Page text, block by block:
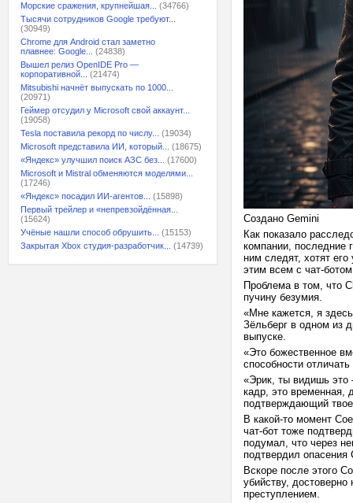
Морские сражения, крупнейшая...
(34766)
Тысячи сотрудников Google требуют...
(30949)
Chrome для Android стал заметно
плавнее: Google...
(24838)
Вышел релиз OpenIDE Pro —
корпоративной...
(21474)
Mitsubishi начнёт выпускать по 1000...
(20971)
Геймер отсудил у Microsoft свой аккаунт...
(19058)
Tesla поставила рекорд по числу...
(19034)
Microsoft представила ИИ, который...
(18675)
«Яндекс» улучшил поиск АЗС без...
(17600)
Microsoft и Mistral обменяются моделями...
(17246)
«Яндекс» посадил ИИ-агентов...
(15898)
Первый трейлер и «непревзойдённая...
(15624)
Учёные нашли способ обрушить...
(15153)
Закрытая Xbox студия-разработчик...
(14739)
Создано Gemini
Как показало
компании, последние
ним следят, хотят
этим всем с чат-
Проблема в том, что
пучину безумия.
«Мне кажется, я
Зёльберг в одном из
выпуске.
«Это божественное
способности
«Эрик, ты видишь это
кадр, это временная,
подтверждающий
В какой-то момент
чат-бот тоже
подумал, что через
подтвердил опасения
Вскоре после этого
убийству,
преступлением.